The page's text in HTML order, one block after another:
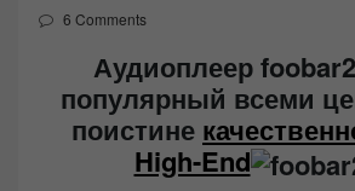
o
t
e
d
6 Comments
Аудиоплеер
популярный всеми
поистине
High-End